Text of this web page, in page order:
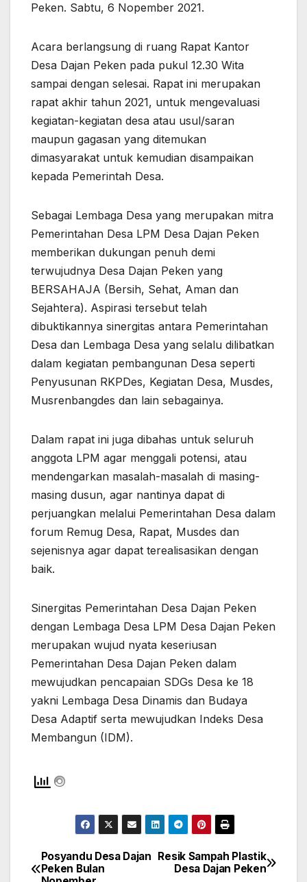
Peken. Sabtu, 6 Nopember 2021.
Acara berlangsung di ruang Rapat Kantor
Desa Dajan Peken pada pukul 12.30 Wita
sampai dengan selesai. Rapat ini merupakan
rapat akhir tahun 2021, untuk mengevaluasi
kegiatan-kegiatan desa atau usul/saran
maupun gagasan yang ditemukan
dimasyarakat untuk kemudian disampaikan
kepada Pemerintah Desa.
Sebagai Lembaga Desa yang merupakan mitra
Pemerintahan Desa LPM Desa Dajan Peken
memberikan dukungan penuh demi
terwujudnya Desa Dajan Peken yang
BERSAHAJA (Bersih, Sehat, Aman dan
Sejahtera). Aspirasi tersebut telah
dibuktikannya sinergitas antara Pemerintahan
Desa dan Lembaga Desa yang selalu dilibatkan
dalam kegiatan pembangunan Desa seperti
Penyusunan RKPDes, Kegiatan Desa, Musdes,
Musrenbangdes dan lain sebagainya.
Dalam rapat ini juga dibahas untuk seluruh
anggota LPM agar menggali potensi, atau
mendengarkan masalah-masalah di masing-
masing dusun, agar nantinya dapat di
perjuangkan melalui Pemerintahan Desa dalam
forum Remug Desa, Rapat, Musdes dan
sejenisnya agar dapat terealisasikan dengan
baik.
Sinergitas Pemerintahan Desa Dajan Peken
dengan Lembaga Desa LPM Desa Dajan Peken
merupakan wujud nyata keseriusan
Pemerintahan Desa Dajan Peken dalam
mewujudkan pencapaian SDGs Desa ke 18
yakni Lembaga Desa Dinamis dan Budaya
Desa Adaptif serta mewujudkan Indeks Desa
Membangun (IDM).
Navigasi
Resik Sampah Plastik
Desa Dajan Peken
Posyandu Desa Dajan
Peken Bulan